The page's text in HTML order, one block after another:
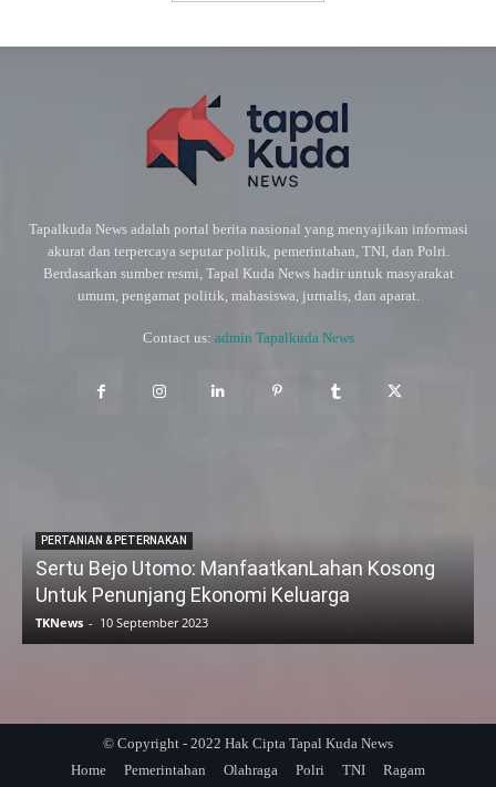
Tapalkuda News adalah portal berita nasional yang menyajikan informasi
akurat dan terpercaya seputar politik, pemerintahan, TNI, dan Polri.
Berdasarkan sumber resmi, Tapal Kuda News hadir untuk masyarakat
umum, pengamat politik, mahasiswa, jurnalis, dan aparat.
Contact us: admin Tapalkuda News
PERTANIAN & PETERNAKAN
Sertu Bejo Utomo: ManfaatkanLahan Kosong
Untuk Penunjang Ekonomi Keluarga
TKNews - 10 September 2023
© Copyright - 2022 Hak Cipta Tapal Kuda News
Home
Pemerintahan Olahraga Polri TNI Ragam